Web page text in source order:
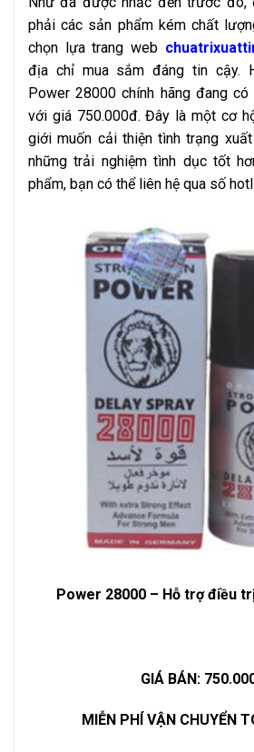
phải các sản phẩm kém chất
chọn lựa trang web
địa chỉ mua sắm đáng tin cậy.
Power 28000 chính hãng đang
với giá 750.000đ. Đây là một cơ
giới muốn cải thiện tình trạng
những trải nghiệm tình dục tốt
phẩm, bạn có thể liên hệ qua số
Power 28000 – Hỗ trợ điều
GIÁ BÁN:
MIỄN PHÍ VẬN CHUYỂN